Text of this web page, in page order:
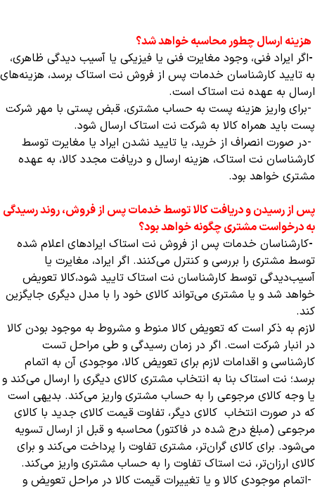
هزینه ارسال چطور محاسبه خواهد شد؟
-اگر ایراد فنی، وجود مغایرت فنی یا فیزیکی یا آسیب دیدگی ظاهری،
به تایید کارشناسان خدمات پس از فروش نت استاک برسد، هزینه‌های
ارسال به عهده نت استاک است.
-برای واریز هزینه پست به حساب مشتری، قبض پستی با مهر شرکت
پست باید همراه کالا به شرکت نت استاک ارسال شود.
-در صورت انصراف از خرید، یا تایید نشدن ایراد یا مغایرت توسط
کارشناسان نت استاک، هزینه ارسال و دریافت مجدد کالا، به عهده
مشتری خواهد بود.
پس از رسیدن و دریافت کالا توسط خدمات پس از فروش، روند رسیدگی
به درخواست مشتری چگونه خواهد بود؟
-کارشناسان خدمات پس از فروش نت استاک ایرادهای اعلام شده
توسط مشتری را بررسی و کنترل می‌‏کنند. اگر ایراد، مغایرت یا
آسیب‌دیدگی توسط کارشناسان نت استاک تایید شود،کالا تعویض
خواهد شد و یا مشتری می‌تواند کالای خود را با مدل دیگری جایگزین
کند.
لازم به ذکر است که تعویض کالا منوط و مشروط به موجود بودن کالا
در انبار شرکت است. اگر در زمان رسیدگی و طی مراحل تست
کارشناسی و اقدامات لازم برای تعویض کالا، موجودی آن به اتمام
برسد؛ نت استاک بنا به انتخاب مشتری کالای دیگری را ارسال می‌کند و
یا وجه کالای مرجوعی را به حساب مشتری واریز می‌کند. بدیهی است
که در صورت انتخاب کالای دیگر، تفاوت قیمت کالای جدید با کالای
مرجوعی (مبلغ درج شده در فاکتور) محاسبه و قبل از ارسال تسویه
می‌شود. برای کالای گران‌تر، مشتری تفاوت را پرداخت می‌کند و برای
کالای ارزان‌تر، نت استاک تفاوت را به حساب مشتری واریز می‌کند.
-اتمام موجودی کالا و یا تغییرات قیمت کالا در مراحل تعویض و